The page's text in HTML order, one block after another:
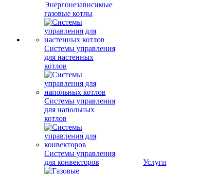
Энергонезависимые
газовые котлы
Системы управления
для настенных
котлов
Системы управления
для напольных
котлов
Системы управления
для конвекторов
Услуги